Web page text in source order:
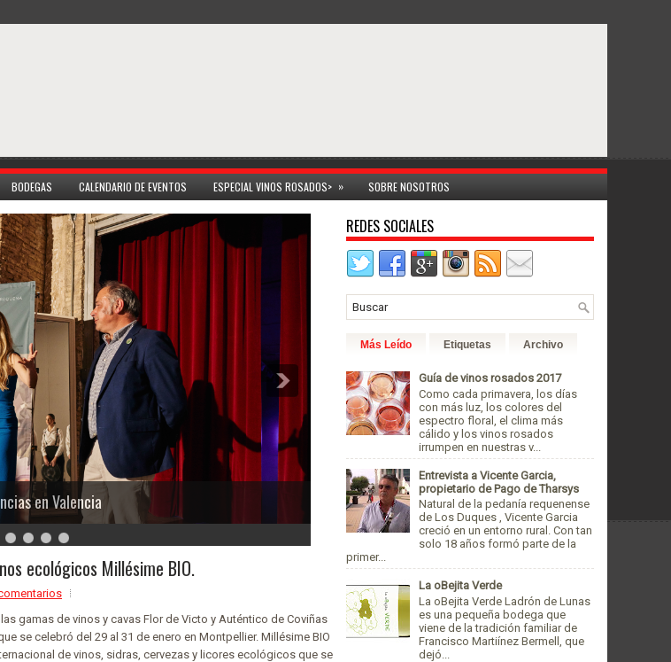
BODEGAS CALENDARIO DE EVENTOS ESPECIAL VINOS ROSADOS> » SOBRE NOSOTROS
en Valencia
ecológicos Millésime BIO.
gamas de vinos y cavas Flor de Victo y Auténtico de Coviñas
se celebró del 29 al 31 de enero en Montpellier. Millésime BIO
de vinos, sidras, cervezas y licores ecológicos que se
REDES SOCIALES
Más Leído Etiquetas Archivo
Guía de vinos rosados 2017
Como cada primavera, los días
con más luz, los colores del
espectro floral, el clima más
cálido y los vinos rosados
irrumpen en nuestras v...
Entrevista a Vicente Garcia,
propietario de Pago de Tharsys
Natural de la pedanía requenense
de Los Duques , Vicente Garcia
creció en un entorno rural. Con tan
solo 18 años formó parte de la
primer...
La oBejita Verde
La oBejita Verde Ladrón de Lunas
es una pequeña bodega que
viene de la tradición familiar de
Francisco Martiínez Bermell, que
dejó...